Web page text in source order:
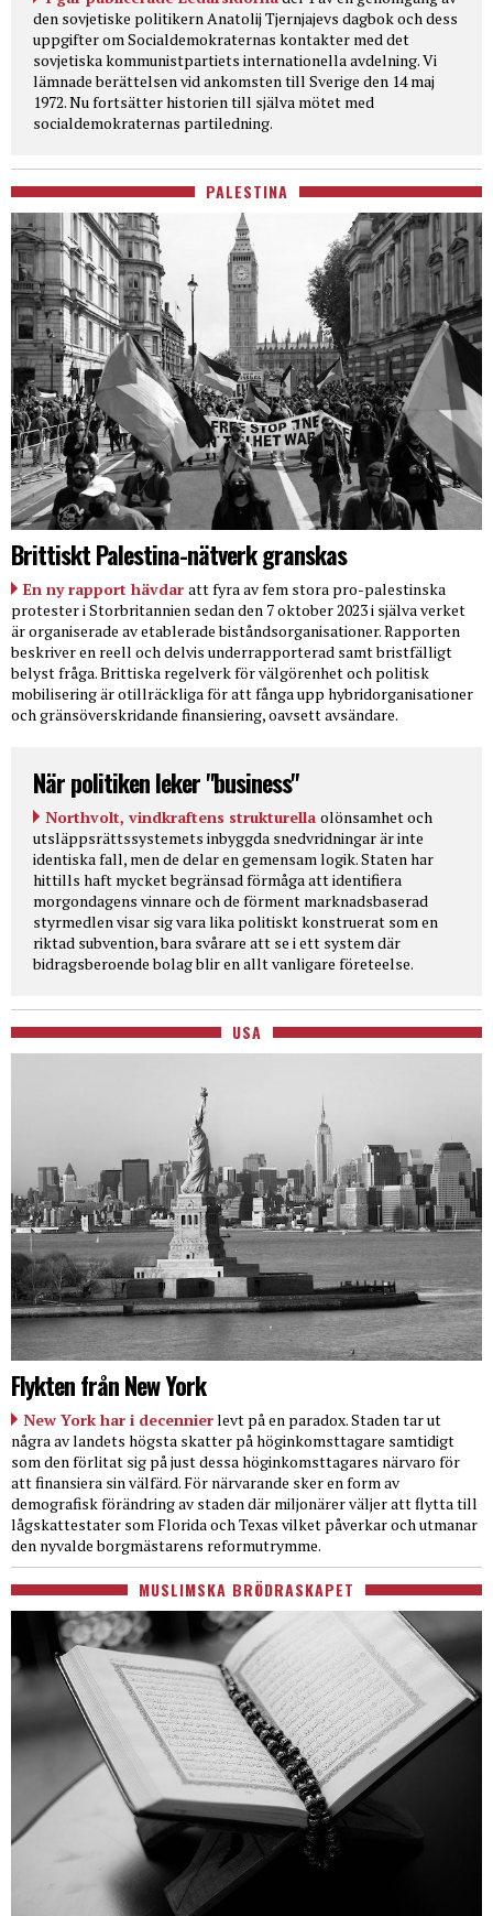
den sovjetiske politikern Anatolij Tjernjajevs dagbok och dess
uppgifter om Socialdemokraternas kontakter med det
sovjetiska kommunistpartiets internationella avdelning. Vi
lämnade berättelsen vid ankomsten till Sverige den 14 maj
1972. Nu fortsätter historien till själva mötet med
socialdemokraternas partiledning.
PALESTINA
Brittiskt Palestina-nätverk granskas
En ny rapport hävdar att fyra av fem stora pro-palestinska
protester i Storbritannien sedan den 7 oktober 2023 i själva verket
är organiserade av etablerade biståndsorganisationer. Rapporten
beskriver en reell och delvis underrapporterad samt bristfälligt
belyst fråga. Brittiska regelverk för välgörenhet och politisk
mobilisering är otillräckliga för att fånga upp hybridorganisationer
och gränsöverskridande finansiering, oavsett avsändare.
När politiken leker "business"
Northvolt, vindkraftens strukturella olönsamhet och
utsläppsrättssystemets inbyggda snedvridningar är inte
identiska fall, men de delar en gemensam logik. Staten har
hittills haft mycket begränsad förmåga att identifiera
morgondagens vinnare och de förment marknadsbaserad
styrmedlen visar sig vara lika politiskt konstruerat som en
riktad subvention, bara svårare att se i ett system där
bidragsberoende bolag blir en allt vanligare företeelse.
USA
Flykten från New York
New York har i decennierlevt på en paradox. Staden tar ut
några av landets högsta skatter på höginkomsttagare samtidigt
som den förlitat sig på just dessa höginkomsttagares närvaro för
att finansiera sin välfärd. För närvarande sker en form av
demografisk förändring av staden där miljonärer väljer att flytta till
lågskattestater som Florida och Texas vilket påverkar och utmanar
den nyvalde borgmästarens reformutrymme.
MUSLIMSKA BRÖDRASKAPET